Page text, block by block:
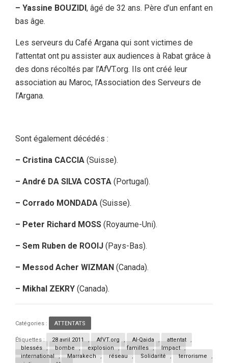
– Yassine BOUZIDI, âgé de 32 ans. Père d’un enfant en
bas âge.
Les serveurs du Café Argana qui sont victimes de
l’attentat ont pu assister aux audiences à Rabat grâce à
des dons récoltés par l’AfVT.org. Ils ont créé leur
association au Maroc, l’Association des Serveurs de
l’Argana.
Sont également décédés :
– Cristina CACCIA (Suisse).
– André DA SILVA COSTA (Portugal).
– Corrado MONDADA (Suisse).
– Peter Richard MOSS (Royaume-Uni).
– Sem Ruben de ROOIJ (Pays-Bas).
– Messod Acher WIZMAN (Canada).
– Mikhal ZEKRY (Canada).
Catégories : ATTENTATS
Étiquettes : 28 avril 2011 , AfVT.org , Al-Qaida , attentat
,
blessés
, bombe , explosion , familles , Impact
,
international
, Marrakech , réseau , Solidarité , terrorisme
,